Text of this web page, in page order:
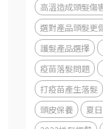
高溫造成頭髮傷
選對產品頭髮更
護髮產品選擇
疫苗落髮問題
打疫苗產生落髮
頭皮保養
夏